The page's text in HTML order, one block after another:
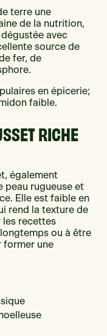
terre une
de la nutrition,
avec
source de
fer, de
en épicerie;
faible.
RICHE
également
peau rugueuse et
Elle est faible en
rend la texture de
les recettes
ou à être
former une